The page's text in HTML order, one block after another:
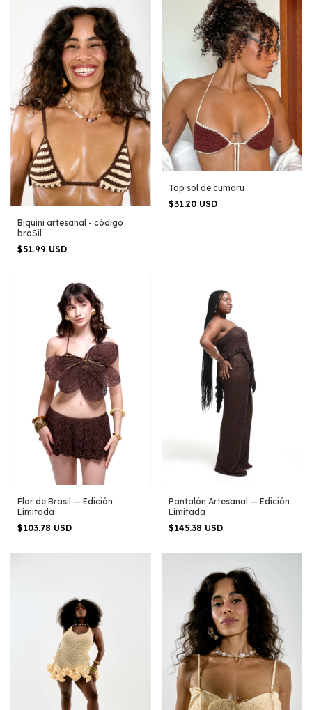
Biquíni artesanal - código
braSil
$51.99 USD
Top sol de cumaru
$31.20 USD
Flor de Brasil — Edición
Limitada
$103.78 USD
Pantalón Artesanal — Edición
Limitada
$145.38 USD